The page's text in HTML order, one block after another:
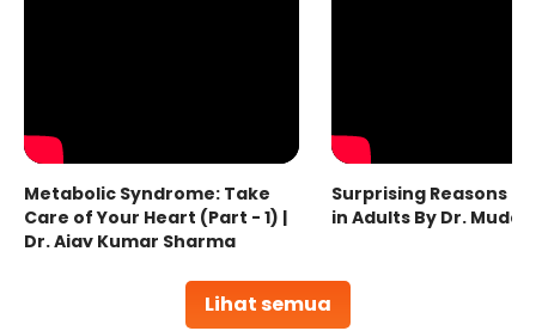
Lihat semua
Metabolic Syndrome: Take
Care of Your Heart (Part - 1) |
Dr. Ajay Kumar Sharma
Surprising Reasons
in Adults By Dr.